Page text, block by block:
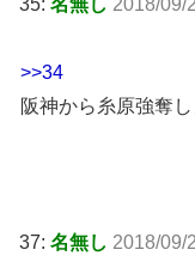
35: 名無し 2018/09/
>>34
阪神から糸原強奪し
37: 名無し 2018/09/